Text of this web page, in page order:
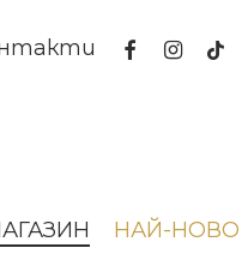
facebookinstagram
tiktok
НАЙ-НОВО